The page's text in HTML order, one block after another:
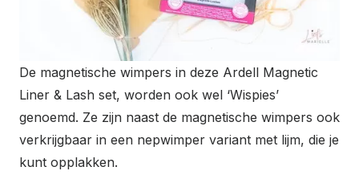
De magnetische wimpers in deze Ardell Magnetic
Liner & Lash set, worden ook wel ‘Wispies’
genoemd. Ze zijn naast de magnetische wimpers ook
verkrijgbaar in een nepwimper variant met lijm, die je
kunt opplakken.